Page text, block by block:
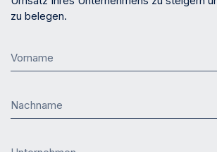
zu belegen.
Vorname
Nachname